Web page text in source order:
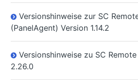
Versionshinweise zur SC
(PanelAgent) Version 1.14.2
Versionshinweise zu SC
2.26.0